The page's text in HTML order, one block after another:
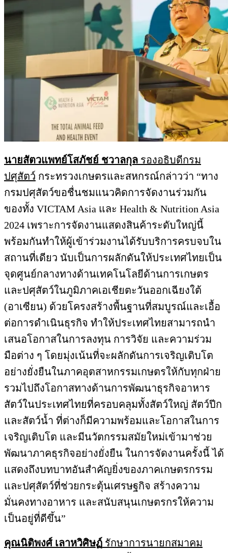
นายสัตวแพทย์โสภัชย์ ชวาลกุล รองอธิบดีกรม
ปศุสัตว์ กระทรวงเกษตรและสหกรณ์กล่าวว่า “ทาง
กรมปศุสัตว์ขอชื่นชมแนวคิดการจัดงานร่วมกัน
ของทั้ง VICTAM Asia และ Health & Nutrition Asia
2024 เพราะการจัดงานแสดงสินค้าระดับใหญ่นี้
พร้อมกันทำให้ผู้เข้าร่วมงานได้รับบริการครบจบใน
สถานที่เดียว นับเป็นการผลักดันให้ประเทศไทยเป็น
จุดศูนย์กลางทางด้านเทคโนโลยีด้านการเกษตร
และปศุสัตว์ในภูมิภาคเอเชียตะวันออกเฉียงใต้
(อาเซียน) ด้วยโครงสร้างพื้นฐานที่สมบูรณ์และเอื้อ
ต่อการดำเนินธุรกิจ ทำให้ประเทศไทยสามารถนำ
เสนอโอกาสในการลงทุน การวิจัย และความร่วม
มือต่าง ๆ โดยมุ่งเน้นที่จะผลักดันการเจริญเติบโต
อย่างยั่งยืนในภาคอุตสาหกรรมเกษตรให้กับทุกฝ่าย
รวมไปถึงโอกาสทางด้านการพัฒนาธุรกิจอาหาร
สัตว์ในประเทศไทยที่ครอบคลุมทั้งสัตว์ใหญ่ สัตว์ปีก
และสัตว์น้ำ ที่ต่างก็มีความพร้อมและโอกาสในการ
เจริญเติบโต และมีนวัตกรรมสมัยใหม่เข้ามาช่วย
พัฒนาภาคธุรกิจอย่างยั่งยืน ในการจัดงานครั้งนี้ ได้
แสดงถึงบทบาทอันสำคัญยิ่งของภาคเกษตรกรรม
และปศุสัตว์ที่ช่วยกระตุ้นเศรษฐกิจ สร้างความ
มั่นคงทางอาหาร และสนับสนุนเกษตรกรให้ความ
เป็นอยู่ที่ดีขึ้น”
คุณนิติพงศ์ เลาหวิศิษฏ์ รักษาการนายกสมาคม